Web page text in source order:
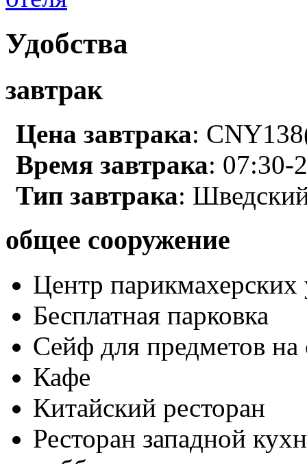
Удобства
завтрак
Цена завтрака:
Время завтрака: 07:30-
Тип завтрака:
общее сооружение
Центр парикмахерских
Бесплатная парковка
Сейф для предметов на
Кафе
Китайский ресторан
Ресторан западной